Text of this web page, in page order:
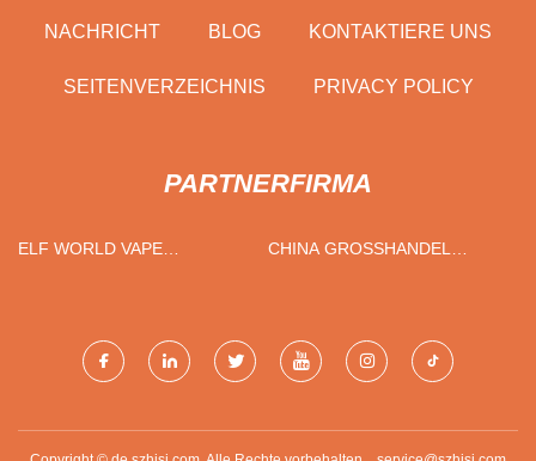
NACHRICHT BLOG KONTAKTIERE UNS
SEITENVERZEICHNIS PRIVACY POLICY
PARTNERFIRMA
ELF WORLD VAPE
CHINA GROSSHANDEL H